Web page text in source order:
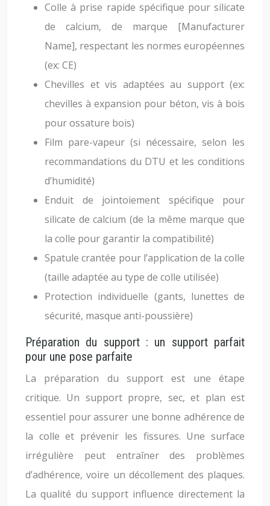
Colle à prise rapide spécifique pour silicate
de calcium, de marque [Manufacturer
Name], respectant les normes européennes
(ex: CE)
Chevilles et vis adaptées au support (ex:
chevilles à expansion pour béton, vis à bois
pour ossature bois)
Film pare-vapeur (si nécessaire, selon les
recommandations du DTU et les conditions
d’humidité)
Enduit de jointoiement spécifique pour
silicate de calcium (de la même marque que
la colle pour garantir la compatibilité)
Spatule crantée pour l’application de la colle
(taille adaptée au type de colle utilisée)
Protection individuelle (gants, lunettes de
sécurité, masque anti-poussière)
Préparation du support : un support parfait
pour une pose parfaite
La préparation du support est une étape
critique. Un support propre, sec, et plan est
essentiel pour assurer une bonne adhérence de
la colle et prévenir les fissures. Une surface
irrégulière peut entraîner des problèmes
d’adhérence, voire un décollement des plaques.
La qualité du support influence directement la